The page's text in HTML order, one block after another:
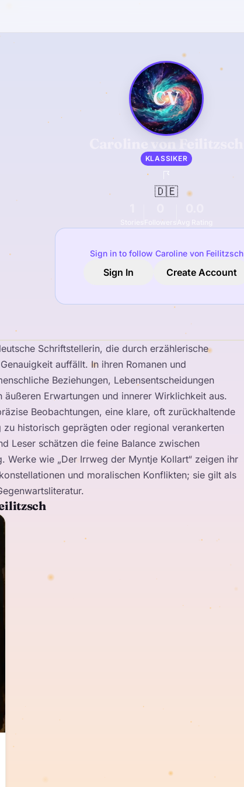
CV
Caroline von Feilitzsch
KLASSIKER
🇩🇪
Followers
Sign in to follow Caroline von Feilitzsch
Sign In Create Account
Schriftstellerin, die durch erzählerische
auffällt. In ihren Romanen und
Beziehungen, Lebensentscheidungen
äußeren Erwartungen und innerer Wirklichkeit aus.
Beobachtungen, eine klare, oft zurückhaltende
historisch geprägten oder regional verankerten
Leser schätzen die feine Balance zwischen
Werke wie „Der Irrweg der Myntje Kollart“ zeigen ihr
und moralischen Konflikten; sie gilt als